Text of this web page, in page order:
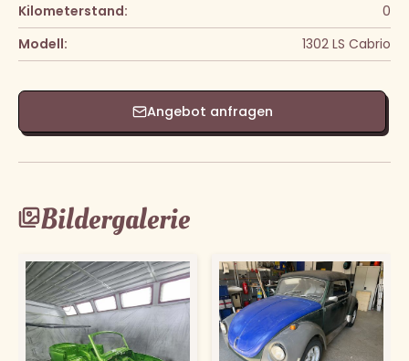
Kilometerstand:
0
Modell:
1302 LS Cabrio
Angebot anfragen
Bildergalerie